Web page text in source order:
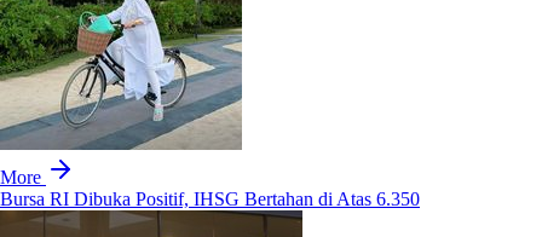
More
Bursa RI Dibuka Positif, IHSG Bertahan di Atas 6.350